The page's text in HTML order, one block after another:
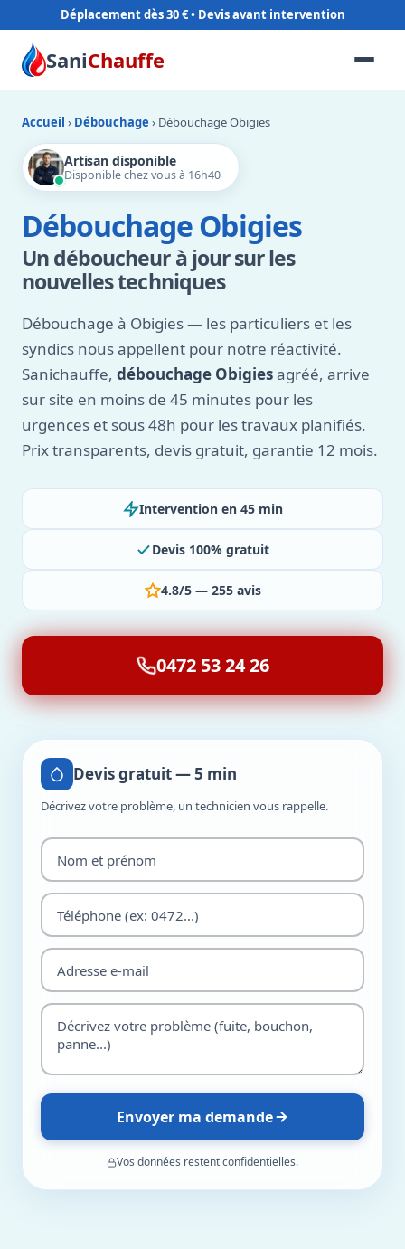
Déplacement dès 30 €
SaniChauffe
Accueil › Débouchage › Débouchage Obigies
Artisan disponible
Disponible chez vous à 16h40
Débouchage Obigies
Un déboucheur à jour sur les
nouvelles techniques
Débouchage à Obigies — les particuliers et les
syndics nous appellent pour notre réactivité.
Sanichauffe, débouchage Obigiesagréé, arrive
sur site en moins de 45 minutes pour les
urgences et sous 48h pour les travaux planifiés.
Prix transparents, devis gratuit, garantie 12 mois.
Intervention en 45 min
Devis 100% gratuit
4.8/5 — 255 avis
0472 53 24 26
Devis gratuit — 5 min
Décrivez votre problème, un technicien vous rappelle.
Envoyer ma demande
Vos données restent confidentielles.